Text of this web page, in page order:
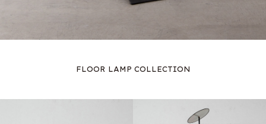
FLOOR LAMP COLLECTION